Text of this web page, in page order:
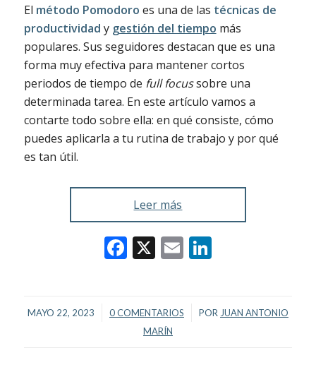
El método Pomodoro es una de las técnicas de
productividad y gestión del tiempo más
populares. Sus seguidores destacan que es una
forma muy efectiva para mantener cortos
periodos de tiempo de full focussobre una
determinada tarea. En este artículo vamos a
contarte todo sobre ella: en qué consiste, cómo
puedes aplicarla a tu rutina de trabajo y por qué
es tan útil.
Leer más
Facebook
X EmailLinkedIn
MAYO 22, 2023
/ 0 COMENTARIOS
/ POR JUAN ANTONIO
MARÍN